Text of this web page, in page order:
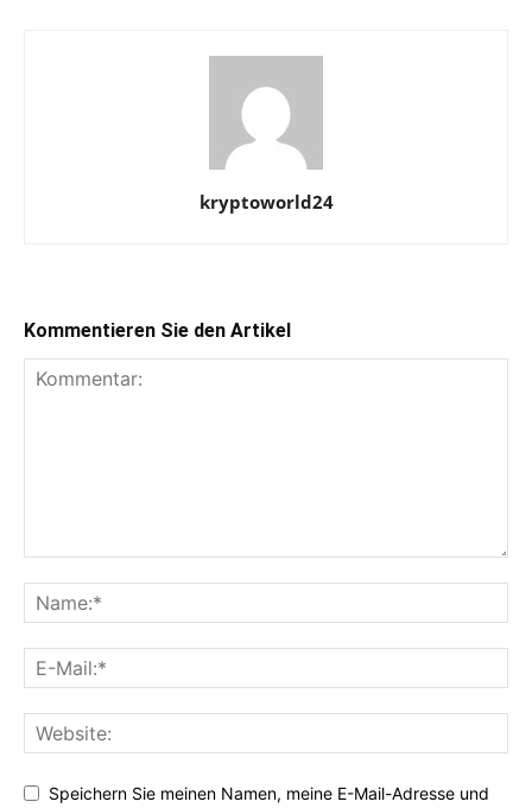
kryptoworld24
Kommentieren Sie den Artikel
Speichern Sie meinen Namen, meine E-Mail-Adresse und